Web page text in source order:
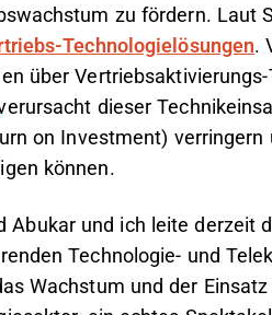
zu fördern. Laut
Technologielösungen.
über
dieser
on Investment)
können.
Abukar und ich leite derzeit
Technologie- und
Wachstum und der